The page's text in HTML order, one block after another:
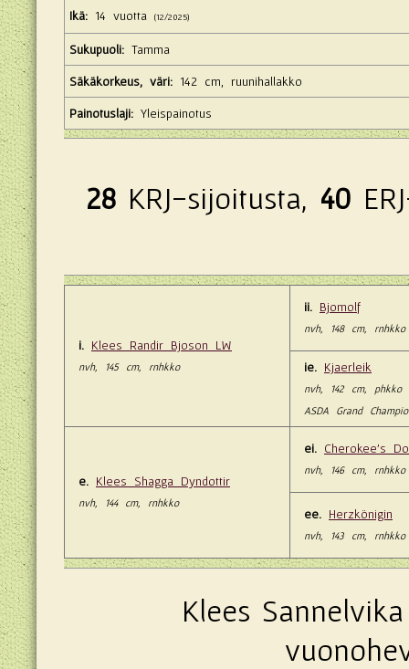
Ikä: 14 vuotta (12/2025)
Sukupuoli: Tamma
Säkäkorkeus, väri: 142 cm, ruunihallakko
Painotuslaji: Yleispainotus
28KRJ-sijoitusta, 40
i. Klees Randir Bjoson LW
nvh, 145 cm, rnhkko
ii. Bjomolf
nvh, 148 cm, rnhkko
ie. Kjaerleik
nvh, 142 cm, phkko
ASDA Grand
e. Klees Shagga Dyndottir
nvh, 144 cm, rnhkko
ei. Cherokee's
nvh, 146 cm, rnhkko
ee. Herzkönigin
nvh, 143 cm, rnhkko
Klees